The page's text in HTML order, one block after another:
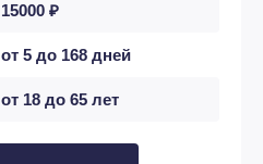
15000 ₽
от 5 до 168 дней
от 18 до 65 лет